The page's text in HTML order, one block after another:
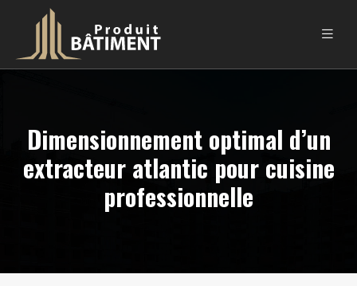
Dimensionnement optimal d’un
extracteur atlantic pour cuisine
professionnelle